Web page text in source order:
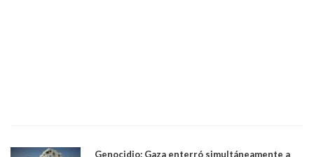
Genocidio: Gaza enterró simultáneamente a